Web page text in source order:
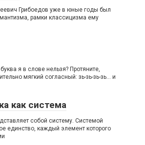
Грибоедов уже в юные годы был
рамки классицизма ему
я в слове нельзя? Протяните,
мягкий согласный: зь-зь-зь-зь… и
как система
собой систему. Системой
единство, каждый элемент которого